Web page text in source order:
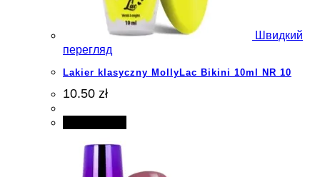
Швидкий
перегляд
Lakier klasyczny MollyLac Bikini 10ml NR 10
10.50 zł